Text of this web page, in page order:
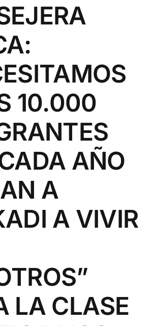
10.000
AÑO
A
A VIVIR
LA CLASE